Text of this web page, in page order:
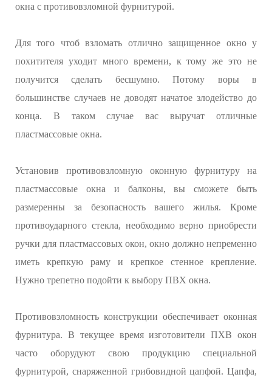
окна с противовзломной фурнитурой.
Для того чтоб взломать отлично защищенное окно у
похитителя уходит много времени, к тому же это не
получится сделать бесшумно. Потому воры в
большинстве случаев не доводят начатое злодейство до
конца. В таком случае вас выручат отличные
пластмассовые окна.
Установив противовзломную оконную фурнитуру на
пластмассовые окна и балконы, вы сможете быть
размеренны за безопасность вашего жилья. Кроме
противоударного стекла, необходимо верно приобрести
ручки для пластмассовых окон, окно должно непременно
иметь крепкую раму и крепкое стенное крепление.
Нужно трепетно подойти к выбору ПВХ окна.
Противовзломность конструкции обеспечивает оконная
фурнитура. В текущее время изготовители ПХВ окон
часто оборудуют свою продукцию специальной
фурнитурой, снаряженной грибовидной цапфой. Цапфа,